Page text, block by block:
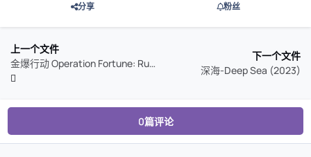
分享 粉丝
上一个文件
金爆行动 Operation Fortune: Rue de guerre (2023)
下一个文件
深海-Deep Sea (2023)
0篇评论